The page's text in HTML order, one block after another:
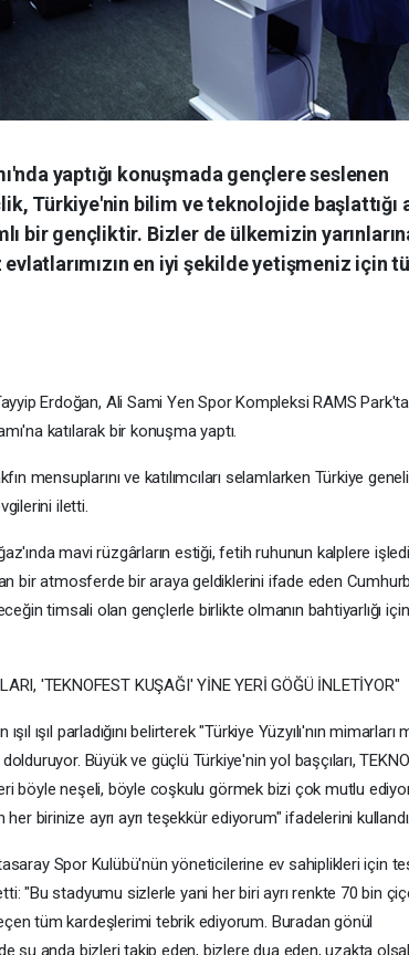
yaptığı konuşmada gençlere seslenen
Türkiye'nin bilim ve teknolojide başlattığı
bir gençliktir. Bizler de ülkemizin
en iyi şekilde yetişmeniz için
Erdoğan, Ali Sami Yen Spor Kompleksi RAMS Park'ta
katılarak bir konuşma yaptı.
mensuplarını ve katılımcıları selamlarken Türkiye
iletti.
mavi rüzgârların estiği, fetih ruhunun kalplere
bir atmosferde bir araya geldiklerini ifade eden
timsali olan gençlerle birlikte olmanın bahtiyarlığı
'TEKNOFEST KUŞAĞI' YİNE YERİ GÖĞÜ İNLETİYOR"
ışıl parladığını belirterek "Türkiye Yüzyılı'nın mimarları
Büyük ve güçlü Türkiye'nin yol başçıları,
böyle neşeli, böyle coşkulu görmek bizi çok mutlu
birinize ayrı ayrı teşekkür ediyorum" ifadelerini kullandı.
Spor Kulübü'nün yöneticilerine ev sahiplikleri için
"Bu stadyumu sizlerle yani her biri ayrı renkte 70 bin
tüm kardeşlerimi tebrik ediyorum. Buradan gönül
şu anda bizleri takip eden, bizlere dua eden, uzakta